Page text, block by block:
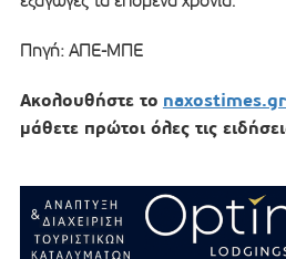
Πηγή: ΑΠΕ-ΜΠΕ
Ακολουθήστε το
μάθετε πρώτοι όλες τις